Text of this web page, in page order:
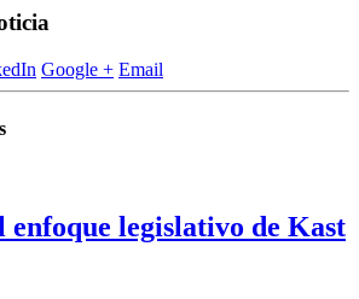
Google + Email
enfoque legislativo de Kast